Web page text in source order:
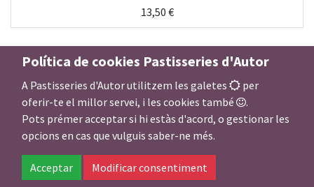
13,50 €
Política de cookies Pastisseries d'Autor
A Pastisseries d'Autor utilitzem les galetes
per
oferir-te el millor servei, i les cookies també
.
Pots prémer acceptar si hi estàs d'acord, o gestionar les
opcions en cas que vulguis saber-ne més.
Acceptar Modificar consentiment